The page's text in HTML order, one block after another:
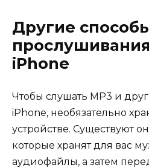
Другие
iPhone
Чтобы слушать MP3 и
iPhone, необязательно
устройстве. Существуют
которые хранят для вас
аудиофайлы, а затем